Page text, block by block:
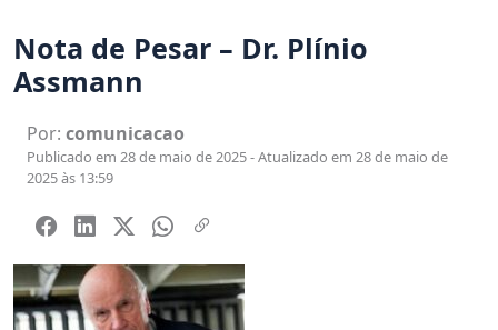
Nota de Pesar – Dr. Plínio
Assmann
Por: comunicacao
Publicado em 28 de maio de 2025 - Atualizado em 28 de maio de
2025 às 13:59